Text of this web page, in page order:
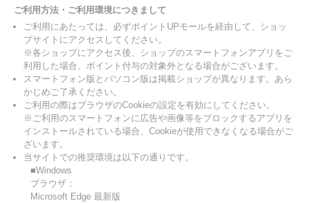
ご利用方法・ご利用環境につきまして
ご利用にあたっては、必ずポイントUPモールを経由して、ショッ
プサイトにアクセスしてください。
※各ショップにアクセス後、ショップのスマートフォンアプリをご
利用した場合、ポイント付与の対象外となる場合がございます。
スマートフォン版とパソコン版は掲載ショップが異なります。あら
かじめご了承ください。
ご利用の際はブラウザのCookieの設定を有効にしてください。
※ご利用のスマートフォンに広告や画像等をブロックするアプリを
インストールされている場合、Cookieが使用できなくなる場合がご
ざいます。
当サイトでの推奨環境は以下の通りです。
■Windows
ブラウザ：
Microsoft Edge 最新版